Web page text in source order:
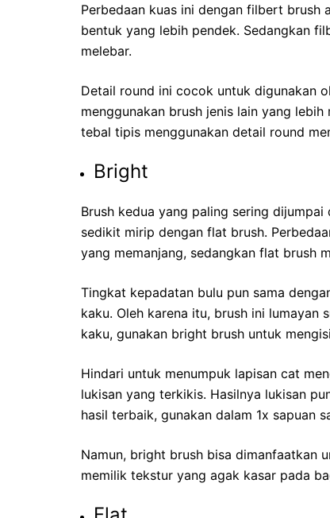
Perbedaan kuas ini dengan filbert brush
bentuk yang lebih pendek. Sedangkan
melebar.
Detail round ini cocok untuk digunakan
menggunakan brush jenis lain yang
tebal tipis menggunakan detail round
Bright
Brush kedua yang paling sering
sedikit mirip dengan flat brush.
yang memanjang, sedangkan flat brush
Tingkat kepadatan bulu pun sama
kaku. Oleh karena itu, brush ini lumayan
kaku, gunakan bright brush untuk
Hindari untuk menumpuk lapisan cat
lukisan yang terkikis. Hasilnya lukisan
hasil terbaik, gunakan dalam 1x sapuan
Namun, bright brush bisa dimanfaatkan
memilik tekstur yang agak kasar pada